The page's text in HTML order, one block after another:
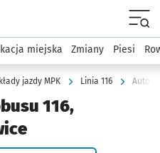
podserwis: Komunikacja
miejska Zmiany Piesi
jazdy MPK Linia 116
116,